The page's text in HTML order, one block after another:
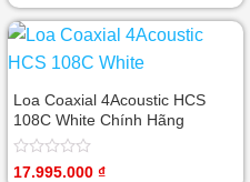
hạng
0
sao
Loa Coaxial 4Acoustic HCS
108C White Chính Hãng
Được
17.995.000 ₫